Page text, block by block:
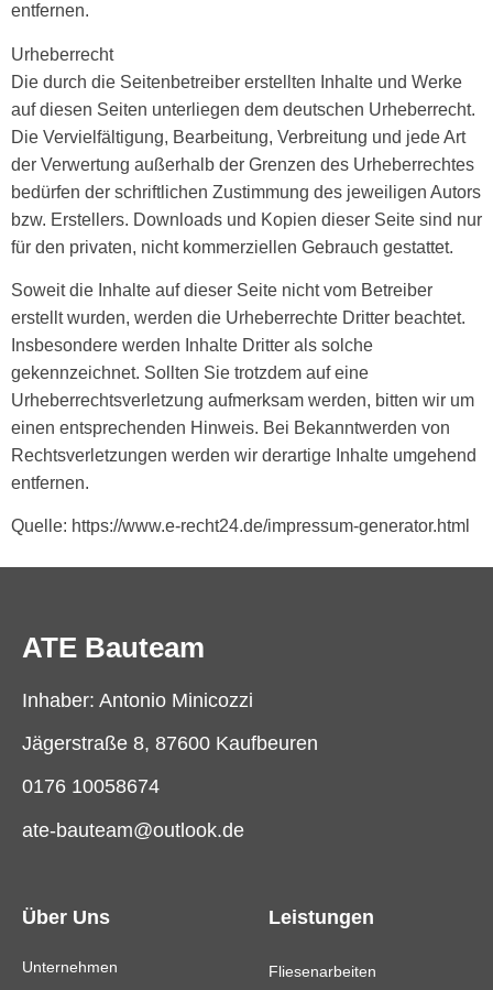
entfernen.
Urheberrecht
Die durch die Seitenbetreiber erstellten Inhalte und Werke
auf diesen Seiten unterliegen dem deutschen Urheberrecht.
Die Vervielfältigung, Bearbeitung, Verbreitung und jede Art
der Verwertung außerhalb der Grenzen des Urheberrechtes
bedürfen der schriftlichen Zustimmung des jeweiligen Autors
bzw. Erstellers. Downloads und Kopien dieser Seite sind nur
für den privaten, nicht kommerziellen Gebrauch gestattet.
Soweit die Inhalte auf dieser Seite nicht vom Betreiber
erstellt wurden, werden die Urheberrechte Dritter beachtet.
Insbesondere werden Inhalte Dritter als solche
gekennzeichnet. Sollten Sie trotzdem auf eine
Urheberrechtsverletzung aufmerksam werden, bitten wir um
einen entsprechenden Hinweis. Bei Bekanntwerden von
Rechtsverletzungen werden wir derartige Inhalte umgehend
entfernen.
Quelle: https://www.e-recht24.de/impressum-generator.html
ATE Bauteam
Inhaber: Antonio Minicozzi
Jägerstraße 8, 87600 Kaufbeuren
0176 10058674
ate-bauteam@outlook.de
Über Uns
Unternehmen
Leistungen
Fliesenarbeiten